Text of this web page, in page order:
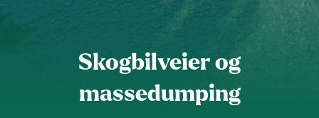
Skogbilveier og
massedumping